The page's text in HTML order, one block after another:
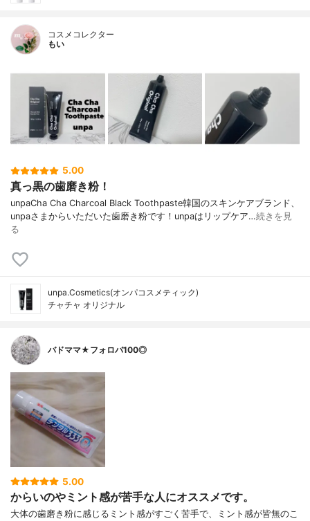
コスメコレクター
もい
5.00
真っ黒の歯磨き粉！
unpaCha Cha Charcoal Black Toothpaste韓国のスキンケアブランド、
unpaさまからいただいた歯磨き粉です！unpaはリップケア…続きを見
る
unpa.Cosmetics(オンパコスメティック)
チャチャ オリジナル
バドママ★フォロバ100◎
5.00
からいのやミント感が苦手な人にオススメです。
大体の歯磨き粉に感じるミント感がすごく苦手で、ミント感が皆無のこ